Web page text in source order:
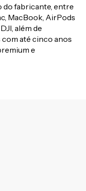
do fabricante, entre
MacBook, AirPods
além de
até cinco anos
e